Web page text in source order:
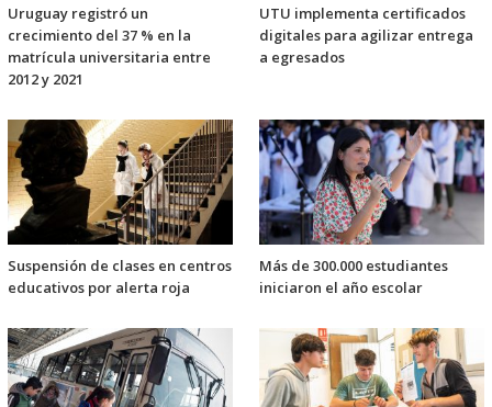
Uruguay registró un
crecimiento del 37 % en la
matrícula universitaria entre
2012 y 2021
UTU implementa certificados
digitales para agilizar entrega
a egresados
Suspensión de clases en centros
educativos por alerta roja
Más de 300.000 estudiantes
iniciaron el año escolar